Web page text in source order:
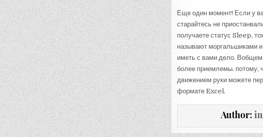
Еще один момент! Если у
старайтесь не
получаете статус Sleep,
называют моргальшиками и
иметь с вами дело. Вобщем
более приемлемы. потому,
движением руки можете
формате Excel.
Author: